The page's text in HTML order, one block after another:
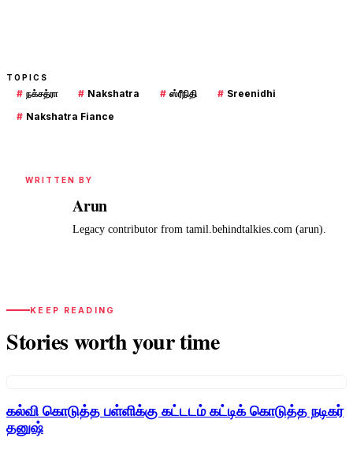
TOPICS
# நக்சத்ரா # Nakshatra # ஸ்ரீநிதி # Sreenidhi
# Nakshatra Fiance
WRITTEN BY
Arun
Legacy contributor from tamil.behindtalkies.com (arun).
KEEP READING
Stories worth your time
கல்வி கொடுத்த பள்ளிக்கு கட்டடம் கட்டிக் கொடுத்த நடிகர்
தனுஷ்